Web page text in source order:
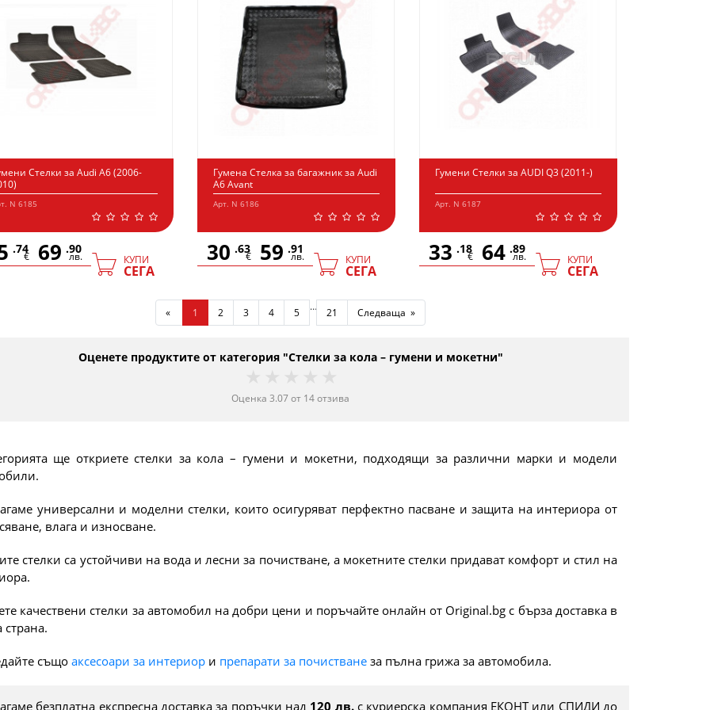
Стелки за Audi A6 (2006-
N 6185
.74
€ 69 .90
лв. КУПИ
СЕГА
Гумена Стелка за багажник за Audi
A6 Avant
Арт. N 6186
30 .63
€ 59 .91
лв. КУПИ
СЕГА
Гумени Стелки за AUDI Q3 (2011-)
Арт. N 6187
33 .18
€ 64 .89
лв. КУПИ
СЕГА
« 1 2 3 4 5 … 21 Следваща »
Оценете продуктите от категория "Стелки за кола – гумени и мокетни"
Оценка 3.07от 14отзива
ще откриете стелки за кола – гумени и мокетни, подходящи за различни марки и модели
универсални и моделни стелки, които осигуряват перфектно пасване и защита на интериора от
влага и износване.
стелки са устойчиви на вода и лесни за почистване, а мокетните стелки придават комфорт и стил на
качествени стелки за автомобил на добри цени и поръчайте онлайн от Original.bg с бърза доставка в
страна.
също аксесоари за интериор и препарати за почистване за пълна грижа за автомобила.
безплатна експресна доставка за поръчки над 120 лв.с куриерска компания ЕКОНТ или СПИДИ до